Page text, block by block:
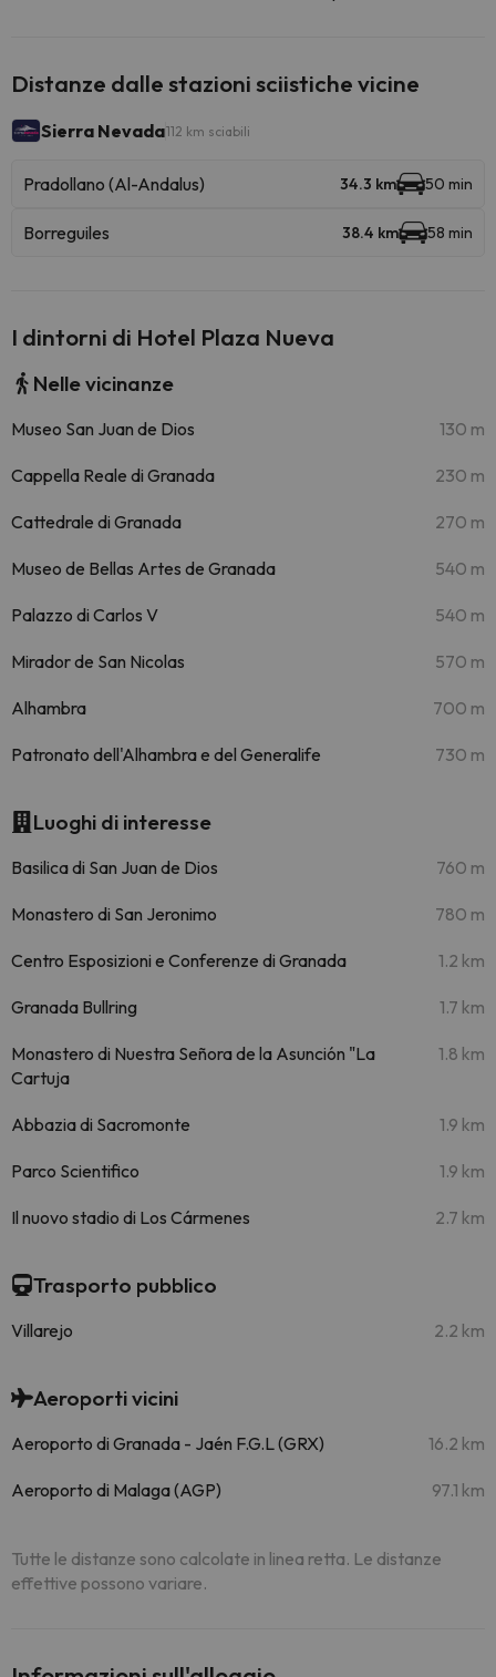
Distanze dalle stazioni sciistiche vicine
Sierra Nevada112 km sciabili
Pradollano (Al-Andalus) 34.3 km 50 min
Borreguiles 38.4 km 58 min
I dintorni di Hotel Plaza Nueva
Nelle vicinanze
Museo San Juan de Dios 130 m
Cappella Reale di Granada 230 m
Cattedrale di Granada 270 m
Museo de Bellas Artes de Granada 540 m
Palazzo di Carlos V 540 m
Mirador de San Nicolas 570 m
Alhambra 700 m
Patronato dell'Alhambra e del Generalife 730 m
Luoghi di interesse
Basilica di San Juan de Dios 760 m
Monastero di San Jeronimo 780 m
Centro Esposizioni e Conferenze di Granada 1.2 km
Granada Bullring 1.7 km
Monastero di Nuestra Señora de la Asunción "La
Cartuja
1.8 km
Abbazia di Sacromonte 1.9 km
Parco Scientifico 1.9 km
Il nuovo stadio di Los Cármenes 2.7 km
Trasporto pubblico
Villarejo 2.2 km
Aeroporti vicini
Aeroporto di Granada - Jaén F.G.L (GRX) 16.2 km
Aeroporto di Malaga (AGP) 97.1 km
Tutte le distanze sono calcolate in linea retta. Le distanze
effettive possono variare.